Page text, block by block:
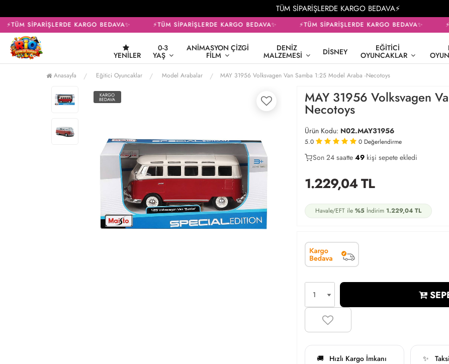
TÜM SİPARİŞLERDE KARGO BEDAVA⚡
⚡TÜM SİPARİŞLERDE KARGO BEDAVA✨ ⚡TÜM SİPARİŞLERDE KARGO BEDAVA✨ ⚡TÜM SİPARİŞLERDE KARGO BEDAVA✨
YENILER
0-3
YAŞ
ANIMASYON ÇIZGI
FILM
DENIZ
MALZEMESI DISNEY EĞITICI
OYUNCAKLAR
Anasayfa Eğitici Oyuncaklar Model Arabalar MAY 31956 Volksvagen Van Samba 1:25 Model Araba -Necotoys
KARGO
BEDAVA MAY 31956 Volksvagen
Necotoys
Ürün Kodu: N02.MAY31956
5.0 0 Değerlendirme
29
Son 24 saatte 49kişi sepete ekledi
19
1.229,04TL
Havale/EFT ile %5İndirim 1.229,04TL
🚚 Hızlı Kargo İmkanı ✨